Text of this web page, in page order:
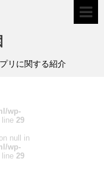
リに関する紹介
wp-
line 29
null in
wp-
line 29